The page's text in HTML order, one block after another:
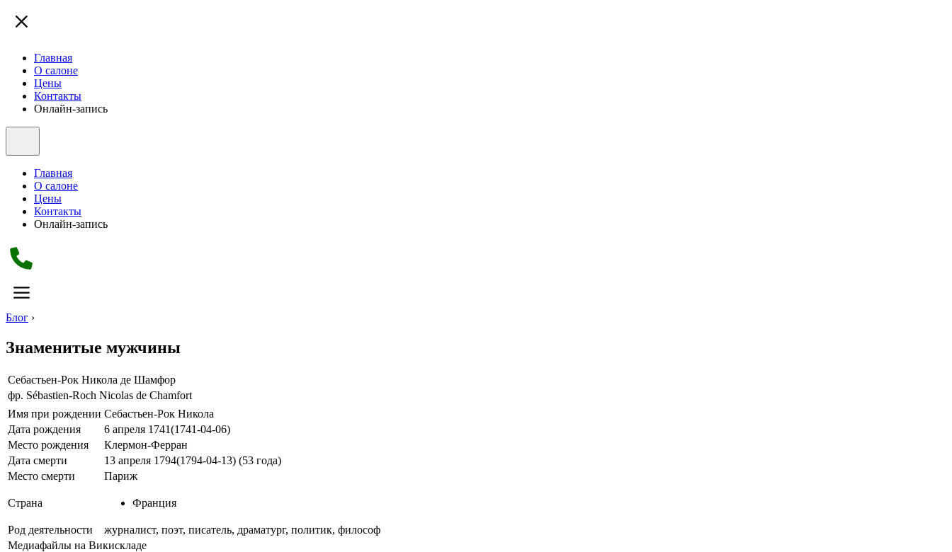
Главная
О салоне
Цены
Контакты
Онлайн-запись
Главная
О салоне
Цены
Контакты
Онлайн-запись
Блог ›
Знаменитые мужчины
Себастьен-Рок Никола де Шамфор
фр. Sébastien-Roch Nicolas de Chamfort
Имя при рождении Себастьен-Рок Никола
Дата рождения
6 апреля 1741(1741-04-06)
Место рождения
Клермон-Ферран
Дата смерти
13 апреля 1794(1794-04-13) (53 года)
Место смерти
Париж
Страна Франция
Род деятельности
журналист, поэт, писатель, драматург, политик, философ
Медиафайлы на Викискладе